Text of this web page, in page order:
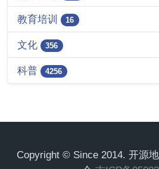
教育培训 16
文化 356
科普 4256
Copyright © Since 2014. 开源